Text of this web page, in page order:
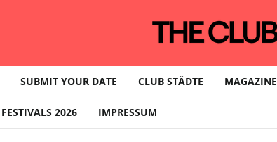
SUBMIT YOUR DATE CLUB STÄDTE MAGAZINE
FESTIVALS 2026 IMPRESSUM